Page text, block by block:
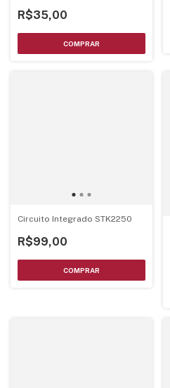
R$35,00
Circuito Integrado STK2250
R$99,00